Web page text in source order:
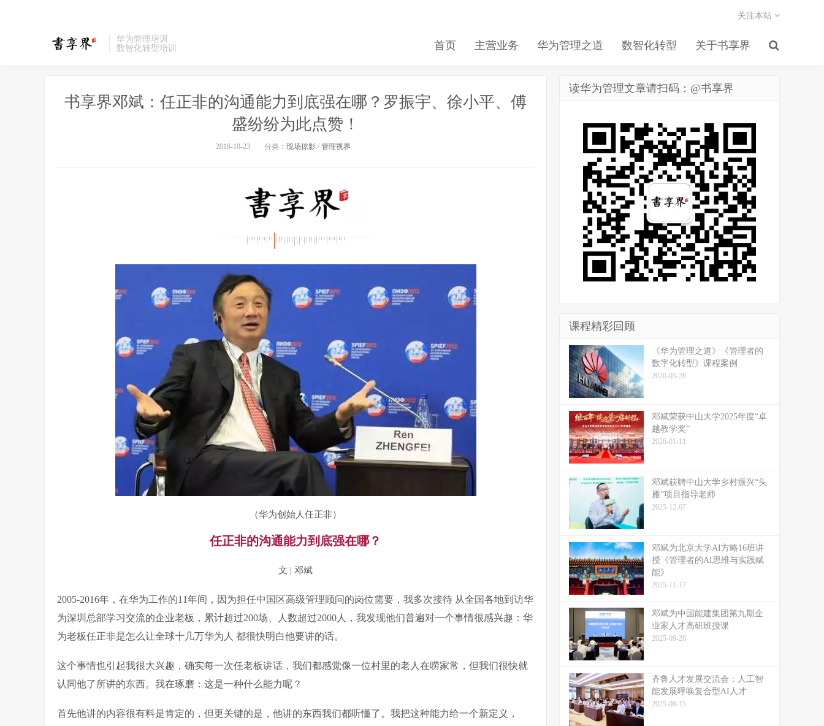
华为管理培训
数智化转型培训
首页 主营业务 华为管理之道 数智化转型 关于书享界
关注本站
书享界邓斌：任正非的沟通能力到底强在哪？罗振宇、徐小平、傅
盛纷纷为此点赞！
2018-10-23 分类： 现场掠影 / 管理视界
（华为创始人任正非）
任正非的沟通能力到底强在哪？
文 | 邓斌
2005-2016年，在华为工作的11年间，因为担任中国区高级管理顾问的岗位需要，我多次接待 从全国各地到访华
为深圳总部学习交流的企业老板，累计超过200场、人数超过2000人，我发现他们普遍对一个事情很感兴趣：华
为老板任正非是怎么让全球十几万华为人 都很快明白他要讲的话。
这个事情也引起我很大兴趣，确实每一次任老板讲话，我们都感觉像一位村里的老人在唠家常，但我们很快就
认同他了所讲的东西。我在琢磨：这是一种什么能力呢？
首先他讲的内容很有料是肯定的，但更关键的是，他讲的东西我们都听懂了。我把这种能力给一个新定义，
读华为管理文章请扫码：@书享界
课程精彩回顾
《华为管理之道》《管理者的
数字化转型》课程案例
2026-05-28
邓斌荣获中山大学2025年度“卓
越教学奖”
2026-01-11
邓斌获聘中山大学乡村振兴“头
雁”项目指导老师
2025-12-07
邓斌为北京大学AI方略16班讲
授《管理者的AI思维与实践赋
能》
2025-11-17
邓斌为中国能建集团第九期企
业家人才高研班授课
2025-09-28
齐鲁人才发展交流会：人工智
能发展呼唤复合型AI人才
2025-08-15